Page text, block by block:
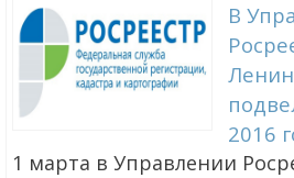
В
2016
1 марта в Управлении